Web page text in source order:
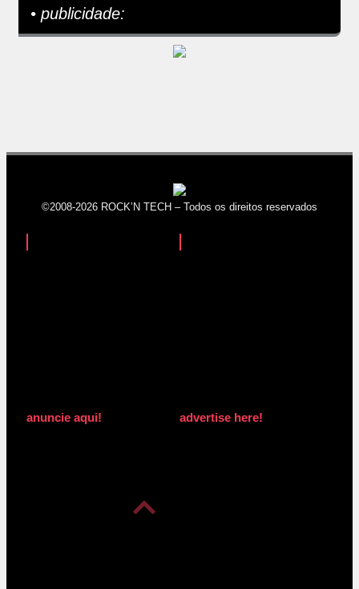
• publicidade:
©2008-2026 ROCK’N TECH – Todos os direitos reservados
anuncie aqui! advertise here!